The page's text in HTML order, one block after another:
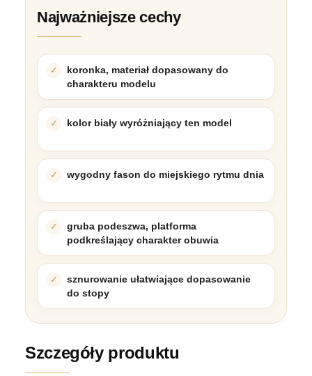
Najważniejsze cechy
koronka, materiał dopasowany do
charakteru modelu
kolor biały wyróżniający ten model
wygodny fason do miejskiego rytmu dnia
gruba podeszwa, platforma
podkreślający charakter obuwia
sznurowanie ułatwiające dopasowanie
do stopy
Szczegóły produktu